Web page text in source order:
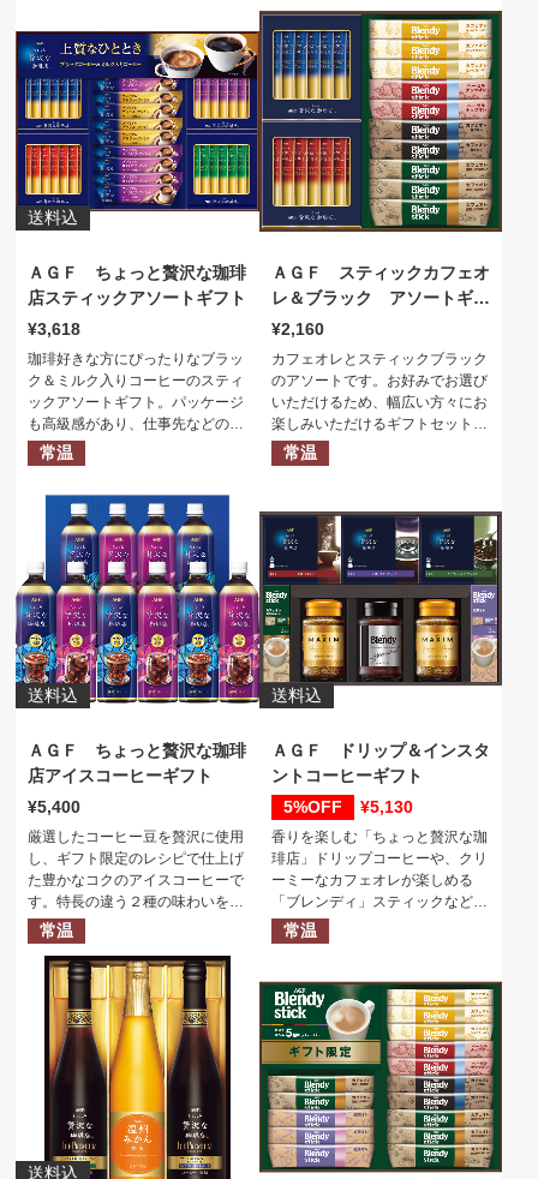
送料込
ＡＧＦ ちょっと贅沢な珈琲
店スティックアソートギフト
3,618
珈琲好きな方にぴったりなブラッ
ク＆ミルク入りコーヒーのスティ
ックアソートギフト。パッケージ
も高級感があり、仕事先などのフ
ォーマル向け贈答にもお勧めで
す。
常温
ＡＧＦ スティックカフェオ
レ＆ブラック アソートギフ
ト2,160
カフェオレとスティックブラック
のアソートです。お好みでお選び
いただけるため、幅広い方々にお
楽しみいただけるギフトセットで
す。常温
送料込
ＡＧＦ ちょっと贅沢な珈琲
店アイスコーヒーギフト
5,400
厳選したコーヒー豆を贅沢に使用
し、ギフト限定のレシピで仕上げ
た豊かなコクのアイスコーヒーで
す。特長の違う２種の味わいをお
楽しみいただけるアイスコーヒー
ギフトです。
常温
送料込
ＡＧＦ ドリップ＆インスタ
ントコーヒーギフト
5%
5,130
香りを楽しむ「ちょっと贅沢な珈
琲店」ドリップコーヒーや、クリ
ーミーなカフェオレが楽しめる
「ブレンディ」スティックなど
色々なメニューが楽しめる、ＡＧ
Ｆおすすめを揃えたギフトセット
常温
送料込